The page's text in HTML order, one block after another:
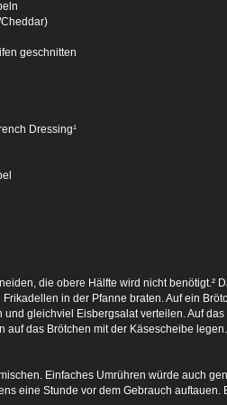
geschnitten
Dressing¹
die obere Hälfte wird nicht
in der Pfanne braten. Auf ein
und gleichviel Eisbergsalat verteilen. Auf
auf das Brötchen mit der Käsescheibe
Einfaches Umrühren würde auch
eine Stunde vor dem Gebrauch auftauen.